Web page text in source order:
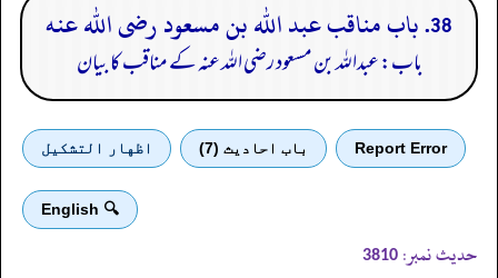
38. باب مناقب عبد الله بن مسعود رضى الله عنه
باب: عبداللہ بن مسعود رضی الله عنہ کے مناقب کا بیان
Report Error باب احادیث (7) اظهار التشكيل
🔍 English
حدیث نمبر: 3810